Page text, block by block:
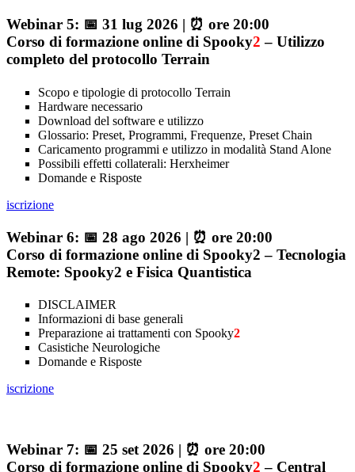
Webinar 5: 📅 31 lug 2026 | ⏰ ore 20:00
Corso di formazione online di Spooky2 – Utilizzo
completo del protocollo Terrain
Scopo e tipologie di protocollo Terrain
Hardware necessario
Download del software e utilizzo
Glossario: Preset, Programmi, Frequenze, Preset Chain
Caricamento programmi e utilizzo in modalità Stand Alone
Possibili effetti collaterali: Herxheimer
Domande e Risposte
iscrizione
Webinar 6: 📅 28 ago 2026 | ⏰ ore 20:00
Corso di formazione online di Spooky2 – Tecnologia
Remote: Spooky2 e Fisica Quantistica
DISCLAIMER
Informazioni di base generali
Preparazione ai trattamenti con Spooky2
Casistiche Neurologiche
Domande e Risposte
iscrizione
Webinar 7: 📅 25 set 2026 | ⏰ ore 20:00
Corso di formazione online di Spooky2 – Central